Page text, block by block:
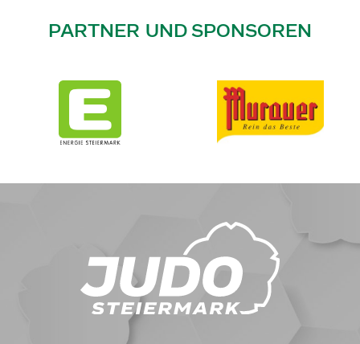
PARTNER UND SPONSOREN